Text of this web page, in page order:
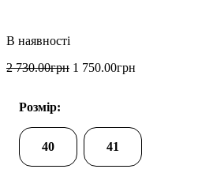
2 730.00грн 1 750.00грн
Розмір:
40 41